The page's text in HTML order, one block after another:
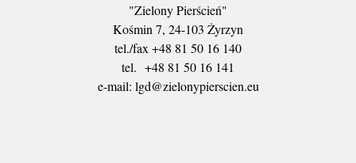
"Zielony Pierścień"
Kośmin 7, 24-103 Żyrzyn
tel./fax +48 81 50 16 140
tel. +48 81 50 16 141
​e-mail: lgd@zielonypierscien.eu